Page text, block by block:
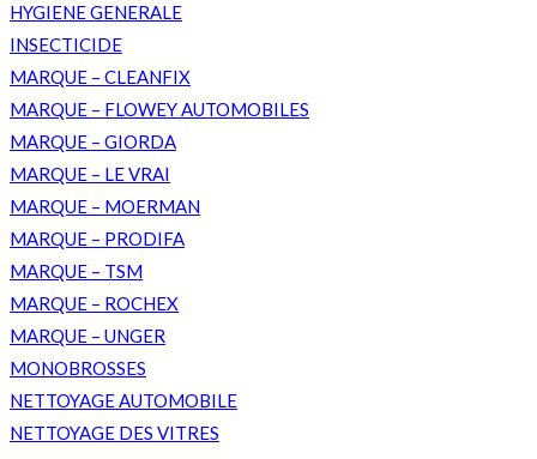
HYGIENE GENERALE
INSECTICIDE
MARQUE – CLEANFIX
MARQUE – FLOWEY AUTOMOBILES
MARQUE – GIORDA
MARQUE – LE VRAI
MARQUE – MOERMAN
MARQUE – PRODIFA
MARQUE – TSM
MARQUE – ROCHEX
MARQUE – UNGER
MONOBROSSES
NETTOYAGE AUTOMOBILE
NETTOYAGE DES VITRES